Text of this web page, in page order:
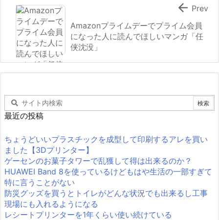
Amazonプライムデーでプライム会員
になった人に読んでほしいマンガ「任
侠沈没」
 Prev
最近の投稿
ちょうどいいプラスチックを成型して印刷するアレを買い
ました【3Dプリンター】
ゲーセンのお菓子タワーで乱獲して得は出来るのか？
HUAWEI Band 8を使っているけどもはや生活の一部すぎて
特に言うことがない
防災グッズを買うとトイレがどんな状況でも出来るし工事
現場にも入れるようになる
レシートプリンターを1年くらい使い続けている